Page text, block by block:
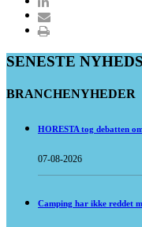
SENESTE
BRANCHENYHEDER
HORESTA tog debatten
07-08-2026
Camping har ikke reddet